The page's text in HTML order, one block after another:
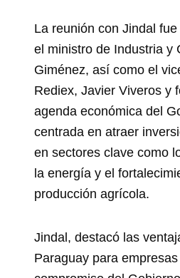
La reunión con Jindal
el ministro de Industria y
Giménez, así como el
Rediex, Javier Viveros y
agenda económica del
centrada en atraer
en sectores clave como
la energía y el
producción agrícola.
Jindal, destacó las
Paraguay para